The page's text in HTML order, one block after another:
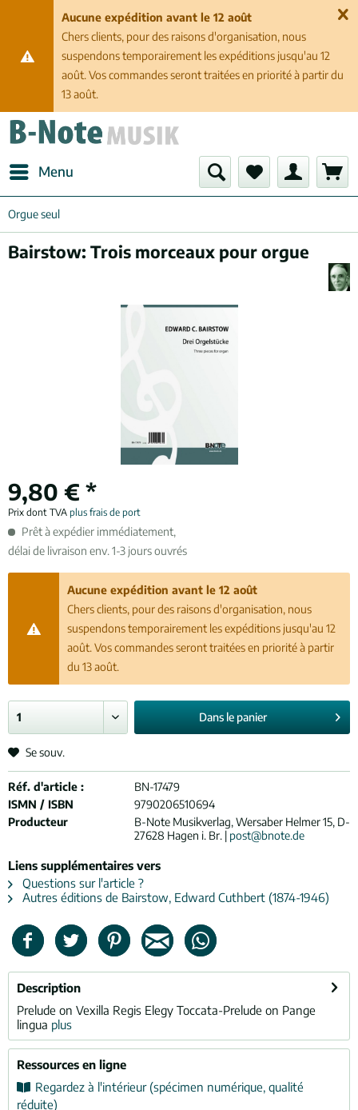
Aucune expédition avant le 12 août
Chers clients, pour des raisons d'organisation, nous
suspendons temporairement les expéditions jusqu'au 12
août. Vos commandes seront traitées en priorité à partir du
13 août.
Menu
Orgue seul
Bairstow: Trois morceaux pour orgue
9,80 € *
Prix dont TVA plus frais de port
Prêt à expédier immédiatement,
délai de livraison env. 1-3 jours ouvrés
Aucune expédition avant le 12 août
Chers clients, pour des raisons d'organisation, nous
suspendons temporairement les expéditions jusqu'au 12
août. Vos commandes seront traitées en priorité à partir
du 13 août.
Dans le panier
Se souv.
Réf. d'article :
BN-17479
ISMN / ISBN
9790206510694
Producteur
B-Note Musikverlag, Wersaber Helmer 15, D-
27628 Hagen i. Br. | post@bnote.de
Liens supplémentaires vers
Questions sur l'article ?
Autres éditions de Bairstow, Edward Cuthbert (1874-1946)
Description
Prelude on Vexilla Regis Elegy Toccata-Prelude on Pange
lingua plus
Ressources en ligne
Regardez à l'intérieur (spécimen numérique, qualité
réduite)